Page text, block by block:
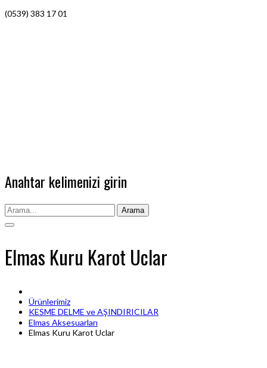
(0539) 383 17 01
Anahtar kelimenizi girin
Arama
Elmas Kuru Karot Uclar
Ürünlerimiz
KESME DELME ve AŞINDIRICILAR
Elmas Aksesuarları
Elmas Kuru Karot Uclar